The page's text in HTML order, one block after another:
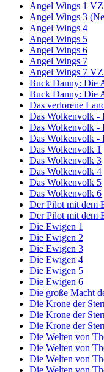
Angel Wings 1
Angel Wings 3
Angel Wings 4
Angel Wings 5
Angel Wings 6
Angel Wings 7
Angel Wings 7
Buck Danny: Die
Buck Danny: Die
Das verlorene
Das Wolkenvolk -
Das Wolkenvolk -
Das Wolkenvolk -
Das Wolkenvolk 1
Das Wolkenvolk 3
Das Wolkenvolk 4
Das Wolkenvolk 5
Das Wolkenvolk 6
Der Pilot mit dem
Der Pilot mit dem
Die Ewigen 1
Die Ewigen 2
Die Ewigen 3
Die Ewigen 4
Die Ewigen 5
Die Ewigen 6
Die große Macht
Die Krone der
Die Krone der
Die Krone der
Die Welten von
Die Welten von
Die Welten von
Die Welten von